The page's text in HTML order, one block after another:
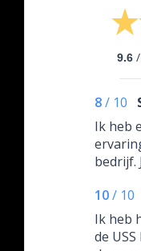
9.6 /
8/ 10
Ik heb
bedrijf.
Toys
van de
de
10/ 10
Ik heb
de